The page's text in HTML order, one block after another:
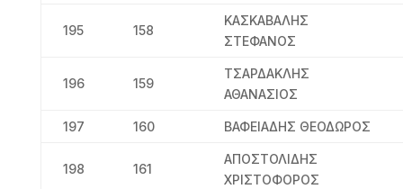
195 158
ΚΑΣΚΑΒΑΛΗΣ
ΣΤΕΦΑΝΟΣ
196 159
ΤΣΑΡΔΑΚΛΗΣ
ΑΘΑΝΑΣΙΟΣ
197 160 ΒΑΦΕΙΑΔΗΣ ΘΕΟΔΩΡΟΣ
198 161
ΑΠΟΣΤΟΛΙΔΗΣ
ΧΡΙΣΤΟΦΟΡΟΣ